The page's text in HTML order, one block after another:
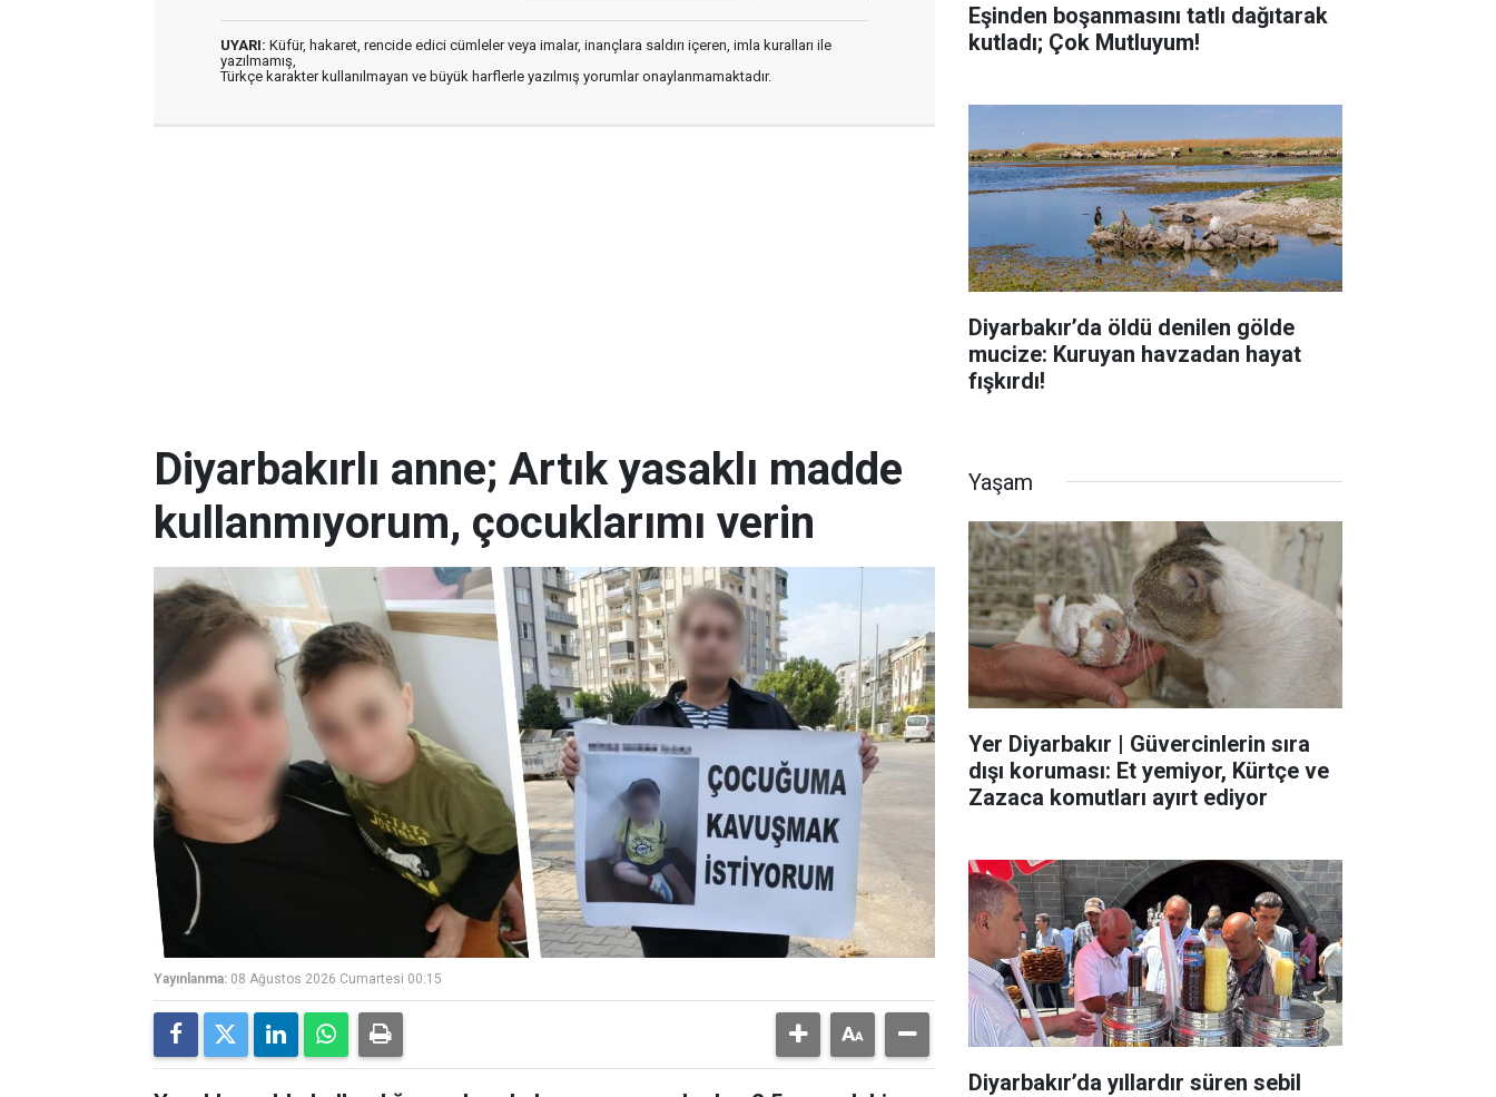
UYARI: Küfür, hakaret, rencide edici cümleler veya imalar, inançlara saldırı içeren, imla kuralları ile
yazılmamış,
Türkçe karakter kullanılmayan ve büyük harflerle yazılmış yorumlar onaylanmamaktadır.
Eşinden boşanmasını tatlı dağıtarak
kutladı; Çok Mutluyum!
Diyarbakır’da öldü denilen gölde
mucize: Kuruyan havzadan hayat
fışkırdı!
Diyarbakırlı anne; Artık yasaklı madde
kullanmıyorum, çocuklarımı verin
Yayınlanma: 08 Ağustos 2026 Cumartesi 00:15
Yaşam
Yer Diyarbakır | Güvercinlerin sıra
dışı koruması: Et yemiyor, Kürtçe ve
Zazaca komutları ayırt ediyor
Diyarbakır’da yıllardır süren sebil